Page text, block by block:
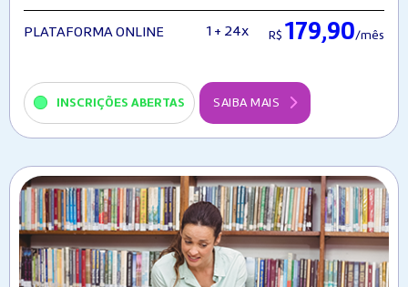
PLATAFORMA ONLINE 1 + 24x R$ 179,90/mês
INSCRIÇÕES ABERTAS SAIBA MAIS